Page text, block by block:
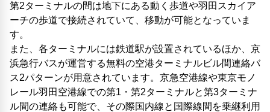
第2ターミナルの間は地下にある動く歩道や羽田スカイア
ーチの歩道で接続されていて、移動が可能となっていま
す。
また、各ターミナルには鉄道駅が設置されているほか、京
浜急行バスが運営する無料の空港ターミナルビル間連絡バ
ス2パターンが用意されています。京急空港線や東京モノ
レール羽田空港線での第1・第2ターミナルと第3ターミナ
ル間の連絡も可能で、その際国内線と国際線間を乗継利用